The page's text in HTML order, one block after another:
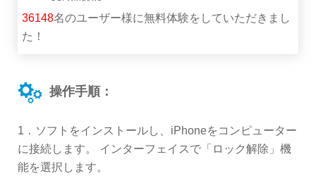
36148名のユーザー様に無料体験をしていただきまし
た！
操作手順：
1．ソフトをインストールし、iPhoneをコンピューター
に接続します。 インターフェイスで「ロック解除」機
能を選択します。